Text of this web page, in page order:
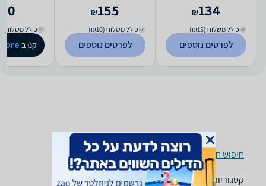
134
₪
כולל משלוח (₪15)
לפרטים נוספים
155
₪
כולל משלוח (₪10)
לפרטים נוספים
70
כולל משלוח (₪11)
קנו ב-
חיפוש חנויות שמיכות וכריות לפי עיר
קטגוריות משלימות